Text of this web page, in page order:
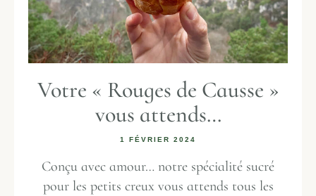
Votre « Rouges de Causse »
vous attends…
1 FÉVRIER 2024
Conçu avec amour… notre spécialité sucré
pour les petits creux vous attends tous les